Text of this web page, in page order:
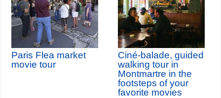
Paris Flea market
movie tour
Ciné-balade, guided
walking tour in
Montmartre in the
footsteps of your
favorite movies